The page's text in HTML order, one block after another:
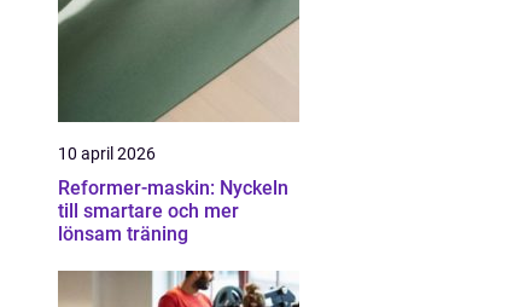
10 april 2026
Reformer-maskin: Nyckeln
till smartare och mer
lönsam träning